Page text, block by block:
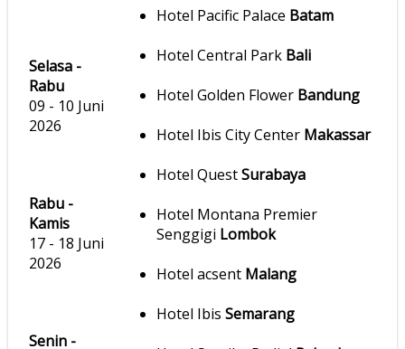
Hotel Pacific Palace Batam
Hotel Central Park Bali
Hotel Golden Flower Bandung
Hotel Ibis City Center Makassar
Hotel QuestSurabaya
Hotel Montana Premier
Senggigi Lombok
Hotel acsent Malang
Hotel Ibis Semarang
Selasa -
Rabu
09 - 10 Juni
2026
Rabu -
Kamis
17 - 18 Juni
2026
Senin -